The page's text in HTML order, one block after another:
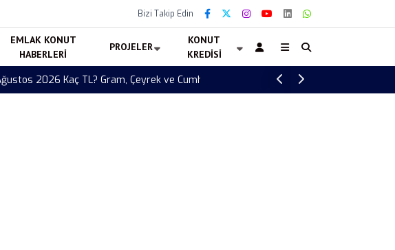
Bizi Takip Edin
EMLAK KONUT
HABERLERI
PROJELER
KONUT
KREDISI
Toki Erzurum Yakutiye 488 Konut